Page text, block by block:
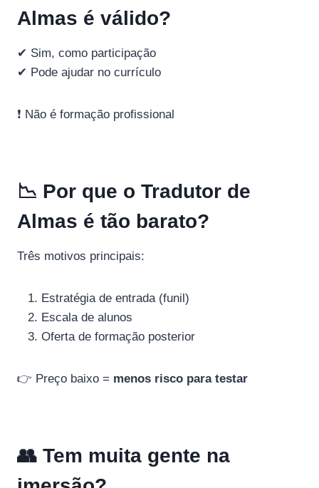
Almas é válido?
✔ Sim, como participação
✔ Pode ajudar no currículo
❗ Não é formação profissional
📉 Por que o Tradutor de
Almas é tão barato?
Três motivos principais:
Estratégia de entrada (funil)
Escala de alunos
Oferta de formação posterior
👉 Preço baixo = menos risco para testar
👥 Tem muita gente na